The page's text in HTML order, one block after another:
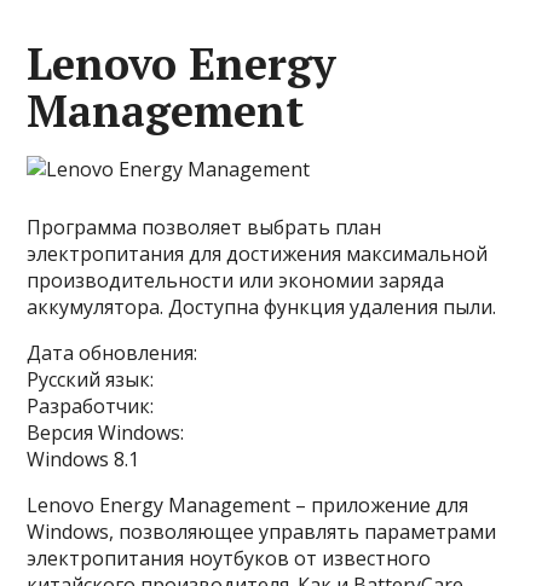
Lenovo Energy
Management
Программа позволяет выбрать план
электропитания для достижения максимальной
производительности или экономии заряда
аккумулятора. Доступна функция удаления пыли.
Дата обновления:
Русский язык:
Разработчик:
Версия Windows:
Windows 8.1
Lenovo Energy Management – приложение для
Windows, позволяющее управлять параметрами
электропитания ноутбуков от известного